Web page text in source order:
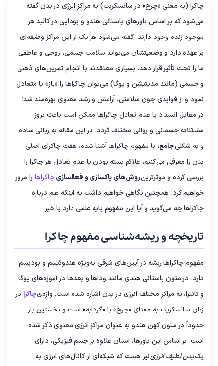
چاکرا (به معنی «چرخ» در سانسکریت) به مراکز انرژی در بدن گفته
می‌شود که بر اساس باورهای باستانی هندو و بودایی در کالبد هر
موجود زنده وجود دارند. گفته می‌شود هر یک از این مراکز وظیفه‌ای
بر عهده دارد و وضعیتشان می‌تواند سلامت جسمی، روحی و عاطفی
ما را تحت تأثیر قرار دهد. بسیاری معتقدند با انجام تمرین‌های ذهنی
و جسمی (مانند مدیتیشن و یوگا) می‌توان چاکراها را «باز» یا متعادل
نمود و از فوایدی چون سلامتی، آرامش و رشد معنوی بهره‌مند شد؛
در مقابل انسداد یا عدم تعادل چاکراها ممکن است باعث بروز
مشکلات جسمانی و روانی مختلف گردد. در این مقاله به زبانی ساده
و به شکلیجامع، با مفهوم چاکراها آشنا شده، هفت چاکرای اصلی
بدن را معرفی می‌کنیم، علائم بسته بودن یا عدم تعادل هر چاکرا را
بررسی کرده و موثرترینروش‌های پاکسازی و فعالسازیچاکراها را مرور
خواهیم کرد. همچنین نگاهی خواهیم داشت به اینکه علم درباره
چاکراها چه می‌گوید و آیا این مفهوم پایه علمی دارد یا خیر.
تاریخچه و ریشه‌شناسی مفهوم چاکرا
مفهوم چاکراها ریشه در آیین‌های شرقی به‌ویژه هندوئیسم و بودیسم
دارد. در متون باستانی هندی مانند وداها و بعدها در آموزه‌های یوگا
و تانترا، به مراکز مختلف انرژی در بدن اشاره شده است. واژه‌یچاکرا در
زبان سانسکریت به معنای «چرخ» یا «گردابه» است و نخستین بار
حدوداً در متون کهن هندو به عنوان مراکز انرژی معنوی ذکر شده
است. بر اساس این باورها، انسان علاوه بر جسم فیزیکی، دارای
یکبدن لطیف انرژینیز هست که شبکه‌ای از کانال‌های انرژی به